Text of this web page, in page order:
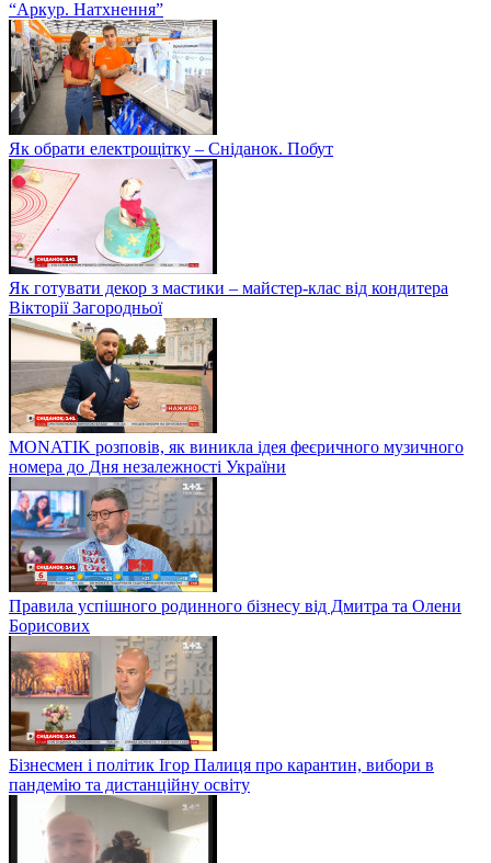
“Аркур. Натхнення”
Як обрати електрощітку – Сніданок. Побут
Як готувати декор з мастики – майстер-клас від кондитера
Вікторії Загородньої
MONATIK розповів, як виникла ідея феєричного музичного
номера до Дня незалежності України
Правила успішного родинного бізнесу від Дмитра та Олени
Борисових
Бізнесмен і політик Ігор Палиця про карантин, вибори в
пандемію та дистанційну освіту